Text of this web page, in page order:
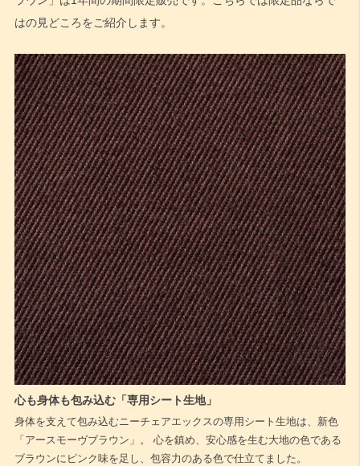
はの見どころをご紹介します。
心も身体も包み込む「専用シート生地」
身体を支えて包み込むニーチェアエックスの専用シート生地は、新色
「アースモーヴブラウン」。 心を鎮め、安心感を生む大地の色である
ブラウンにピンク味を足し、包容力のある色で仕立てました。